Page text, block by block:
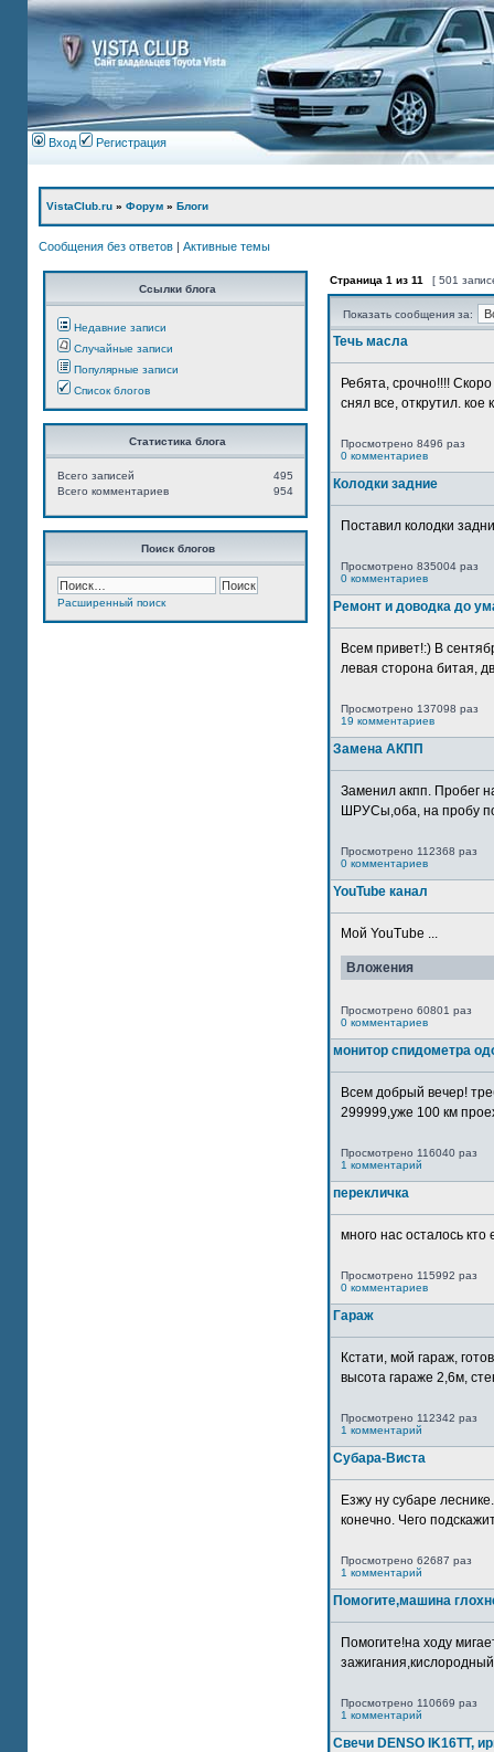
Вход Регистрация
VistaClub.ru » Форум » Блоги
Сообщения без ответов | Активные темы
Ссылки блога
Недавние записи
Случайные записи
Популярные записи
Список блогов
Статистика блога
495
Всего записей
954
Всего комментариев
Поиск блогов
Расширенный поиск
Страница 1 из 11 [ 501
Показать сообщения за:
Течь масла
Ребята, срочно!!!!
снял все, открутил. кое
Просмотрено 8496 раз
0 комментариев
Колодки задние
Поставил колодки
Просмотрено 835004 раз
0 комментариев
Ремонт и доводка до
Всем привет!:) В
левая сторона битая,
Просмотрено 137098 раз
19 комментариев
Замена АКПП
Заменил акпп. Пробег
ШРУСы,оба, на пробу
Просмотрено 112368 раз
0 комментариев
YouTube канал
Мой YouTube ...
Вложения
Просмотрено 60801 раз
0 комментариев
монитор спидометра
Всем добрый вечер!
299999,уже 100 км
Просмотрено 116040 раз
1 комментарий
перекличка
много нас осталось
Просмотрено 115992 раз
0 комментариев
Гараж
Кстати, мой гараж,
высота гараже 2,6м,
Просмотрено 112342 раз
1 комментарий
Субара-Виста
Езжу ну субаре
конечно. Чего
Просмотрено 62687 раз
1 комментарий
Помогите,машина
Помогите!на ходу
Просмотрено 110669 раз
1 комментарий
Свечи DENSO IK16TT,